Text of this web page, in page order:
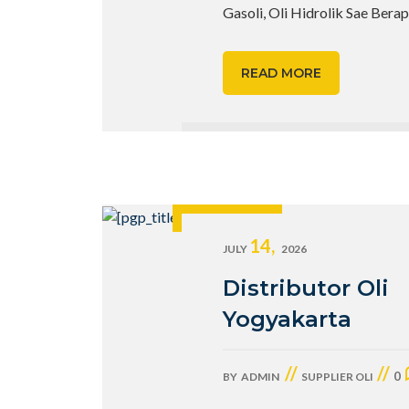
Gasoli, Oli Hidrolik Sae
READ MORE
JULY 14, 2026
Distributor Oli
Yogyakarta
BY ADMIN // SUPPLIER OLI // 0